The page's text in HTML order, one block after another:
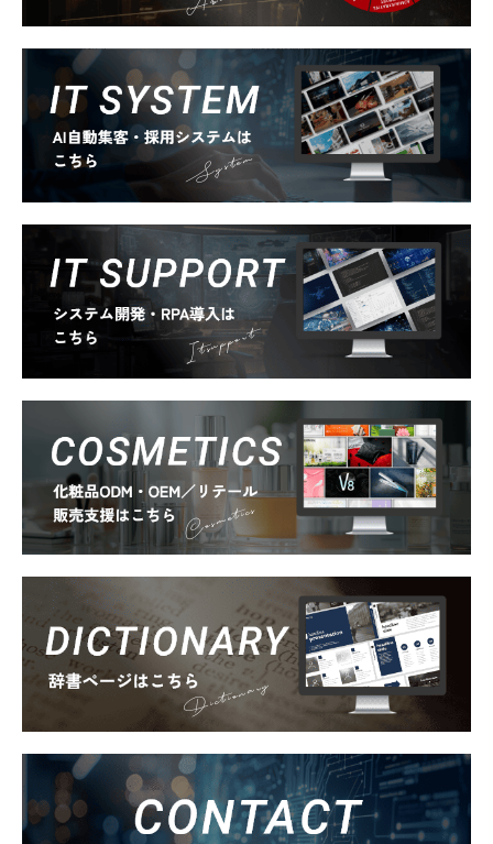
System
Itsupport
Cosmetics
Dictionary